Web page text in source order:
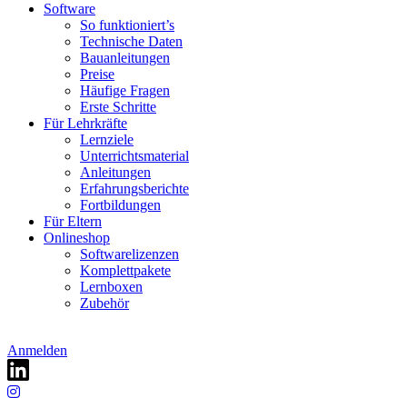
Software
So funktioniert’s
Technische Daten
Bauanleitungen
Preise
Häufige Fragen
Erste Schritte
Für Lehrkräfte
Lernziele
Unterrichtsmaterial
Anleitungen
Erfahrungsberichte
Fortbildungen
Für Eltern
Onlineshop
Softwarelizenzen
Komplettpakete
Lernboxen
Zubehör
Anmelden